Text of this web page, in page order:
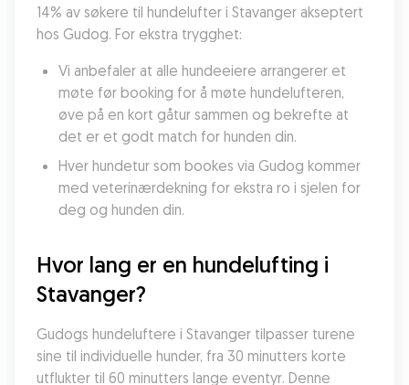
14% av søkere til hundelufter i Stavanger akseptert
hos Gudog. For ekstra trygghet:
Vi anbefaler at alle hundeeiere arrangerer et
møte før booking for å møte hundelufteren,
øve på en kort gåtur sammen og bekrefte at
det er et godt match for hunden din.
Hver hundetur som bookes via Gudog kommer
med veterinærdekning for ekstra ro i sjelen for
deg og hunden din.
Hvor lang er en hundelufting i
Stavanger?
Gudogs hundeluftere i Stavanger tilpasser turene
sine til individuelle hunder, fra 30 minutters korte
utflukter til 60 minutters lange eventyr. Denne